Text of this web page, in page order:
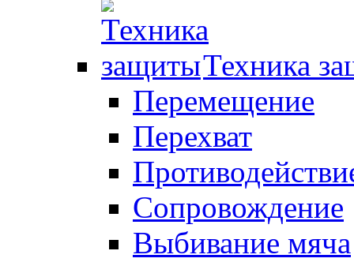
Техника
Перемещение
Перехват
Сопровождение
Выбивание мяча